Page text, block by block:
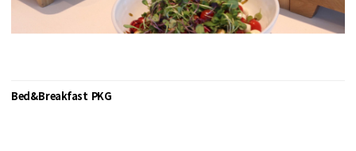
Bed&Breakfast PKG